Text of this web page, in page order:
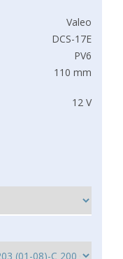
Valeo
DCS-17E
PV6
110 mm
12 V